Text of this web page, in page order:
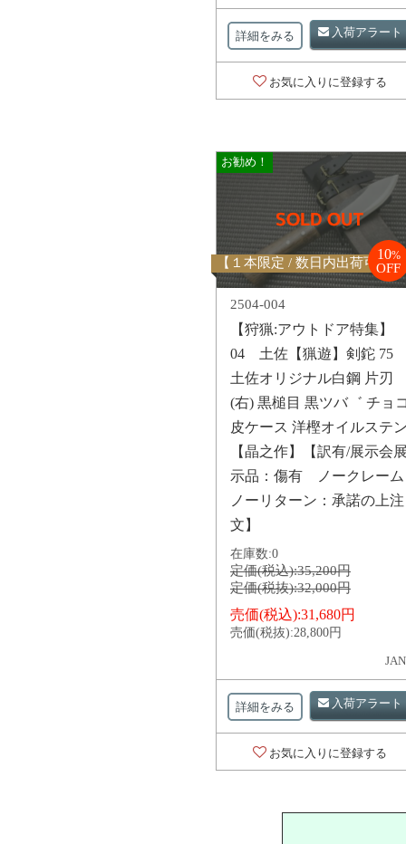
詳細をみる 入荷アラート
お気に入りに登録する
お勧め！
【１本限定 / 数日内出荷可能】
10%
OFF
2504-004
【狩猟:アウトドア特集】
04 土佐【猟遊】剣鉈 75
土佐オリジナル白鋼 片刃
(右) 黒槌目 黒ツバ゛ チョ
皮ケース 洋樫オイルステ
【晶之作】【訳有/展示会
示品：傷有 ノークレーム
ノーリターン：承諾の上注
文】
在庫数:0
定価(税込):35,200円
定価(税抜):32,000円
売価(税込):31,680円
売価(税抜):28,800円
詳細をみる 入荷アラート
お気に入りに登録する